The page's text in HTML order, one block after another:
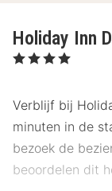
Holiday Inn
, 4 Sterren
Verblijf bij
minuten in de
bezoek de
beoordelen dit